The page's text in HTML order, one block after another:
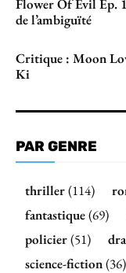
Flower Of Evil Ep.
de l’ambiguïté
Critique : Moon
Ki
PAR GENRE
thriller(114)
fantastique(69)
policier(51)
science-fiction(36)